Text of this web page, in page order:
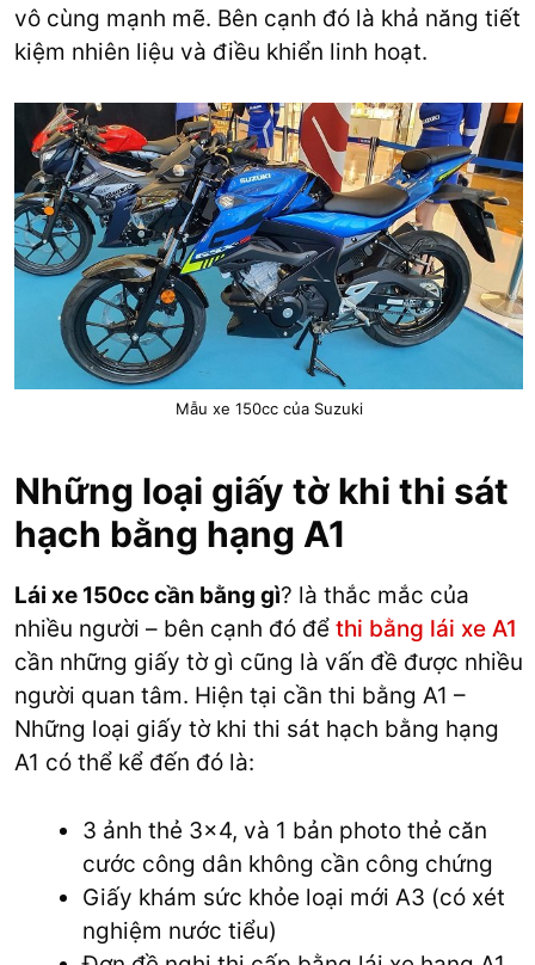
vô cùng mạnh mẽ. Bên cạnh đó là khả năng tiết
kiệm nhiên liệu và điều khiển linh hoạt.
Mẫu xe 150cc của Suzuki
Những loại giấy tờ khi thi sát
hạch bằng hạng A1
Lái xe 150cc cần bằng gì? là thắc mắc của
nhiều người – bên cạnh đó để thi bằng lái xe A1
cần những giấy tờ gì cũng là vấn đề được nhiều
người quan tâm. Hiện tại cần thi bằng A1 –
Những loại giấy tờ khi thi sát hạch bằng hạng
A1 có thể kể đến đó là:
3 ảnh thẻ 3×4, và 1 bản photo thẻ căn
cước công dân không cần công chứng
Giấy khám sức khỏe loại mới A3 (có xét
nghiệm nước tiểu)